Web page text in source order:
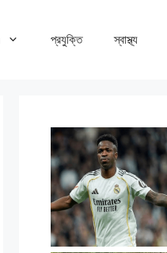
প্রযুক্তি স্বাস্থ্য